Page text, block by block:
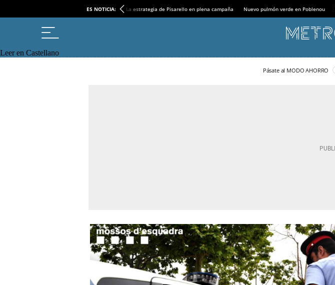
ES NOTICIA: La estrategia de Pisarello en plena campaña Nuevo pulmón verde en Poblenou
Leer en Castellano
Pásate al MODO AHORRO